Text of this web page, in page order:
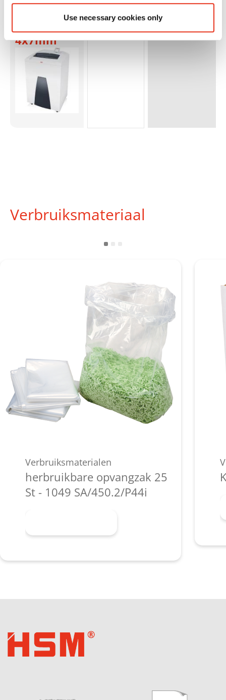
Use necessary cookies only
apart CD-
4x7mm
Verbruiksmateriaal
Verbruiksmaterialen
herbruikbare opvangzak 25
St - 1049 SA/450.2/P44i